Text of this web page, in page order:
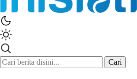
Inisiatif.co
Stay Connected Stay Informed
Cari